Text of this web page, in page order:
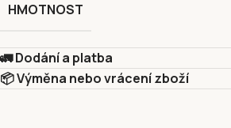
HMOTNOST
🚛 Dodání a platba
📦 Výměna nebo vrácení zboží